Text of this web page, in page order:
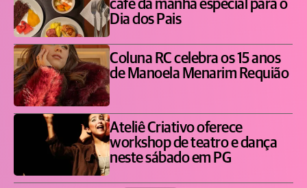
café da manhã especial para o
Dia dos Pais
Coluna RC celebra os 15 anos
de Manoela Menarim Requião
Ateliê Criativo oferece
workshop de teatro e dança
neste sábado em PG